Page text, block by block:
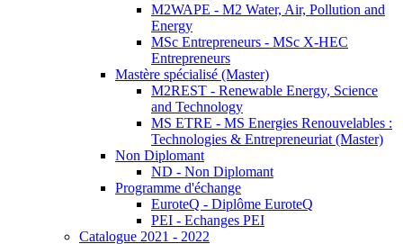
M2WAPE - M2 Water, Air, Pollution and
Energy
MSc Entrepreneurs - MSc X-HEC
Entrepreneurs
Mastère spécialisé (Master)
M2REST - Renewable Energy, Science
and Technology
MS ETRE - MS Energies Renouvelables :
Technologies & Entrepreneuriat (Master)
Non Diplomant
ND - Non Diplomant
Programme d'échange
EuroteQ - Diplôme EuroteQ
PEI - Echanges PEI
Catalogue 2021 - 2022